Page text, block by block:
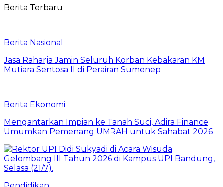
Berita Terbaru
Berita Nasional
Jasa Raharja Jamin Seluruh Korban Kebakaran KM
Mutiara Sentosa II di Perairan Sumenep
Berita Ekonomi
Mengantarkan Impian ke Tanah Suci, Adira Finance
Umumkan Pemenang UMRAH untuk Sahabat 2026